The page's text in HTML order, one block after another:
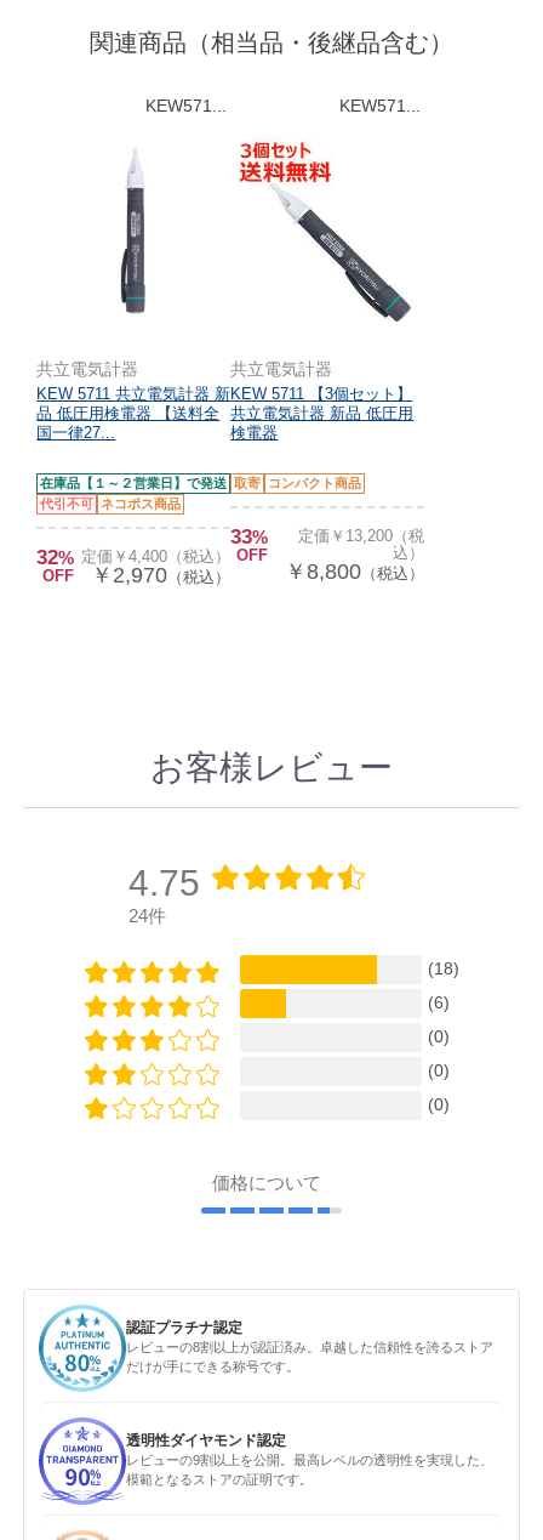
関連商品（相当品・後継品含む）
KEW571...
共立電気計器
KEW 5711 共立電気計器 新
品 低圧用検電器 【送料全
国一律27...
在庫品【１～２営業日】で発送
代引不可 ネコポス商品
32%
OFF
定価￥4,400（税込）
￥2,970 （税込）
KEW571...
共立電気計器
KEW 5711 【3個セット】
共立電気計器 新品 低圧用
検電器
取寄 コンパクト商品
33%
OFF
定価￥13,200（税
込）
￥8,800 （税込）
お客様レビュー
4.75
24件
(18)
(6)
(0)
(0)
(0)
価格について
認証プラチナ認定
レビューの8割以上が認証済み。卓越した信頼性を誇るストア
だけが手にできる称号です。
透明性ダイヤモンド認定
レビューの9割以上を公開。最高レベルの透明性を実現した、
模範となるストアの証明です。